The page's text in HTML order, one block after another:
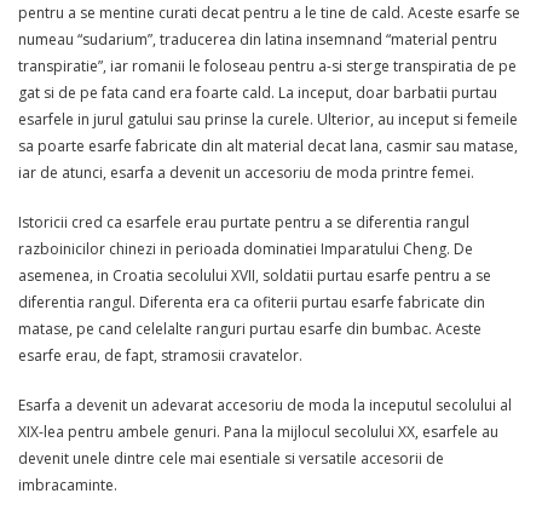
pentru a se mentine curati decat pentru a le tine de cald. Aceste esarfe se
numeau “sudarium”, traducerea din latina insemnand “material pentru
transpiratie”, iar romanii le foloseau pentru a-si sterge transpiratia de pe
gat si de pe fata cand era foarte cald. La inceput, doar barbatii purtau
esarfele in jurul gatului sau prinse la curele. Ulterior, au inceput si femeile
sa poarte esarfe fabricate din alt material decat lana, casmir sau matase,
iar de atunci, esarfa a devenit un accesoriu de moda printre femei.
Istoricii cred ca esarfele erau purtate pentru a se diferentia rangul
razboinicilor chinezi in perioada dominatiei Imparatului Cheng. De
asemenea, in Croatia secolului XVII, soldatii purtau esarfe pentru a se
diferentia rangul. Diferenta era ca ofiterii purtau esarfe fabricate din
matase, pe cand celelalte ranguri purtau esarfe din bumbac. Aceste
esarfe erau, de fapt, stramosii cravatelor.
Esarfa a devenit un adevarat accesoriu de moda la inceputul secolului al
XIX-lea pentru ambele genuri. Pana la mijlocul secolului XX, esarfele au
devenit unele dintre cele mai esentiale si versatile accesorii de
imbracaminte.